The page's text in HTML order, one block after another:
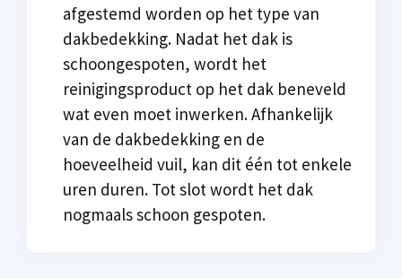
afgestemd worden op het type van
dakbedekking. Nadat het dak is
schoongespoten, wordt het
reinigingsproduct op het dak beneveld
wat even moet inwerken. Afhankelijk
van de dakbedekking en de
hoeveelheid vuil, kan dit één tot enkele
uren duren. Tot slot wordt het dak
nogmaals schoon gespoten.